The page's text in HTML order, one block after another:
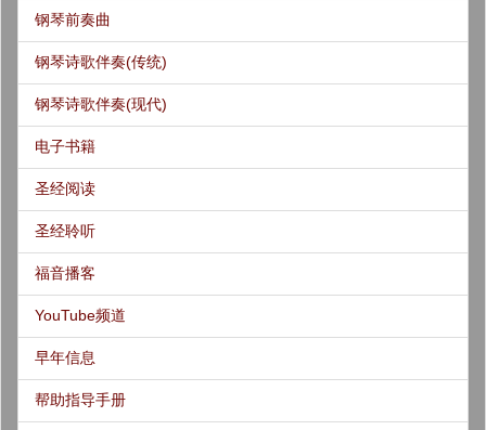
钢琴前奏曲
钢琴诗歌伴奏(传统)
钢琴诗歌伴奏(现代)
电子书籍
圣经阅读
圣经聆听
福音播客
YouTube频道
早年信息
帮助指导手册